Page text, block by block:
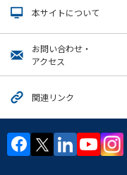
本サイトについて
お問い合わせ・
アクセス
関連リンク